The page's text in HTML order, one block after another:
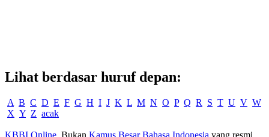
Lihat berdasar huruf depan:
A B C D E F G H I J K L M N O P Q R S T U V W
X Y Z acak